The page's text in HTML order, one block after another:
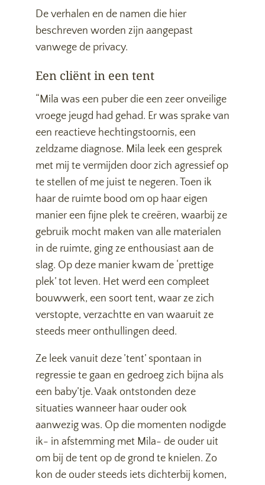
De verhalen en de namen die hier
beschreven worden zijn aangepast
vanwege de privacy.
Een cliënt in een tent
“Mila was een puber die een zeer onveilige
vroege jeugd had gehad. Er was sprake van
een reactieve hechtingstoornis, een
zeldzame diagnose. Mila leek een gesprek
met mij te vermijden door zich agressief op
te stellen of me juist te negeren. Toen ik
haar de ruimte bood om op haar eigen
manier een fijne plek te creëren, waarbij ze
gebruik mocht maken van alle materialen
in de ruimte, ging ze enthousiast aan de
slag. Op deze manier kwam de ‘prettige
plek’ tot leven. Het werd een compleet
bouwwerk, een soort tent, waar ze zich
verstopte, verzachtte en van waaruit ze
steeds meer onthullingen deed.
Ze leek vanuit deze ’tent’ spontaan in
regressie te gaan en gedroeg zich bijna als
een baby’tje. Vaak ontstonden deze
situaties wanneer haar ouder ook
aanwezig was. Op die momenten nodigde
ik- in afstemming met Mila- de ouder uit
om bij de tent op de grond te knielen. Zo
kon de ouder steeds iets dichterbij komen,